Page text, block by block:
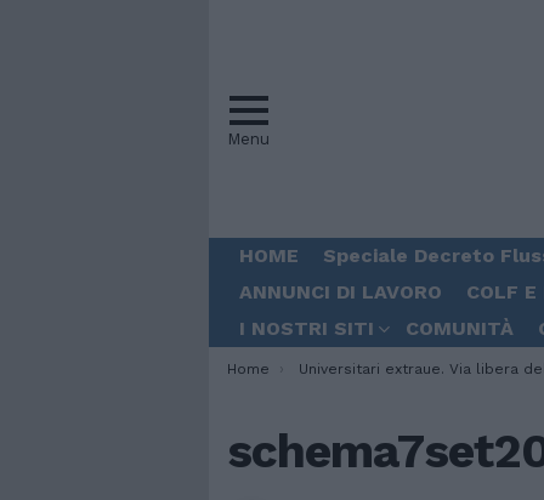
Menu
HOME Speciale Decreto
ANNUNCI DI LAVORO
COLF
I NOSTRI SITI
COMUNITÀ
You are here:
Home Universitari extraue. Via libera del governo a 50mila ingressi per l’a.a. 2007/